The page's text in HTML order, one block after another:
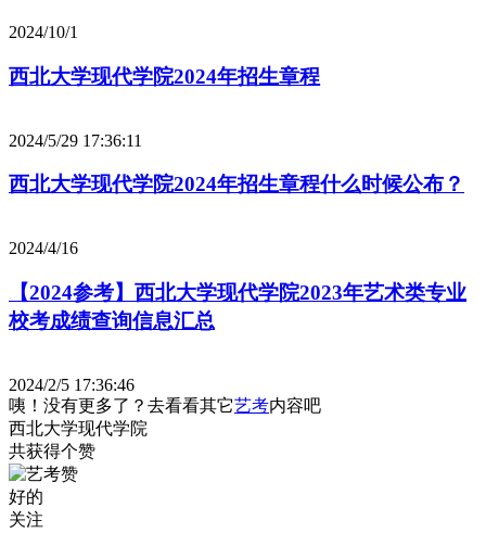
2024/10/1
西北大学现代学院2024年招生章程
2024/5/29 17:36:11
西北大学现代学院2024年招生章程什么时候公布？
2024/4/16
【2024参考】西北大学现代学院2023年艺术类专业
校考成绩查询信息汇总
2024/2/5 17:36:46
咦！没有更多了？去看看其它艺考内容吧
西北大学现代学院
共获得个赞
好的
关注